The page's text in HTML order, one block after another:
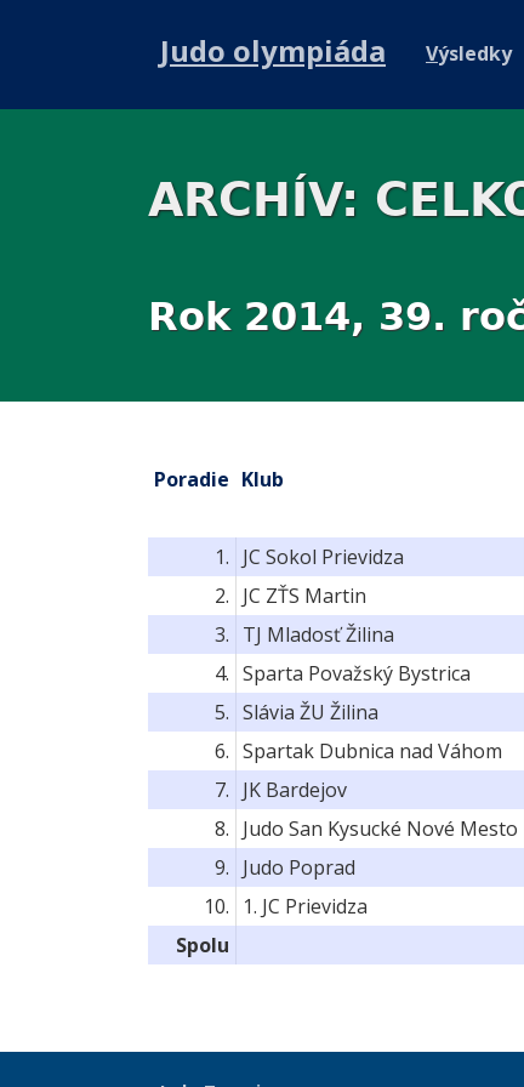
Judo olympiáda Výsledky
ARCHÍV:
Rok 2014, 39.
Poradie Klub
1. JC Sokol Prievidza
2. JC ZŤS Martin
3. TJ Mladosť Žilina
4. Sparta Považský Bystrica
5. Slávia ŽU Žilina
6. Spartak Dubnica nad Váhom
7. JK Bardejov
8. Judo San Kysucké Nové Mesto
9. Judo Poprad
10.
1. JC Prievidza
Spolu